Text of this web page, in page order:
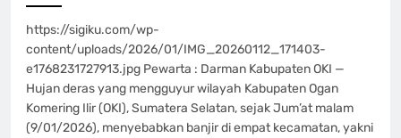
https://sigiku.com/wp-
content/uploads/2026/01/IMG_20260112_171403-
e1768231727913.jpg Pewarta : Darman Kabupaten OKI —
Hujan deras yang mengguyur wilayah Kabupaten Ogan
Komering Ilir (OKI), Sumatera Selatan, sejak Jum’at malam
(9/01/2026), menyebabkan banjir di empat kecamatan, yakni